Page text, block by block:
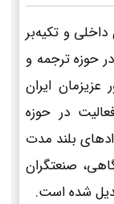
داخلی و تکیه‌بر
حوزه ترجمه و
ایران
در حوزه
بلند مدت
صنعتگران
شده است.